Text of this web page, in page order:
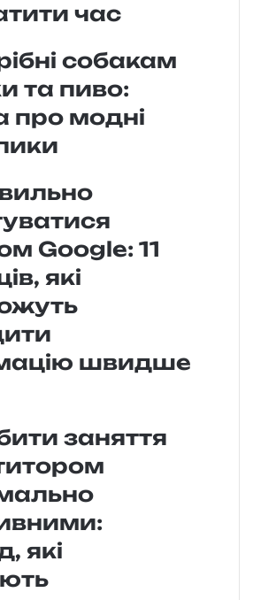
час
собакам
та пиво:
про модні
Google: 11
які
швидше
заняття
які